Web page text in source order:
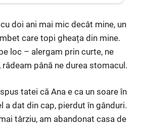
doi ani mai mic decât mine, un
care topi gheața din mine.
loc – alergam prin curte, ne
până ne durea stomacul.
tatei că Ana e ca un soare în
a dat din cap, pierdut în gânduri.
târziu, am abandonat casa de